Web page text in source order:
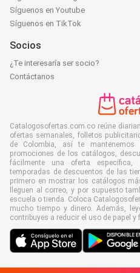
Síguenos en Youtube
Síguenos en TikTok
Socios
¿Te interesaría ser socio?
Contáctanos
Catalogosofertas.com.co reúne
ofertas semanales, folletos
de Colombia, así te mantenemos
promociones de los catálogos,
fácilmente una oferta
temporadas de descuentos de las
primero en mostrar los catálogos
lleguen al correo, y por supuesto
escuela o tienda. Coloca
mucho tiempo y dinero. Además,
contribuyes a reducir el uso de papel